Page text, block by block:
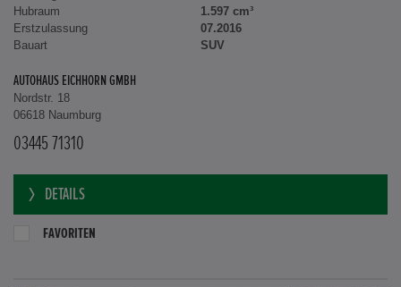
Hubraum
1.597 cm³
Erstzulassung
07.2016
Bauart
SUV
AUTOHAUS EICHHORN GMBH
Nordstr. 18
06618 Naumburg
03445 71310
DETAILS
FAVORITEN